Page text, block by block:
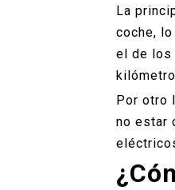
La
coche,
el de los
Por otro
no estar